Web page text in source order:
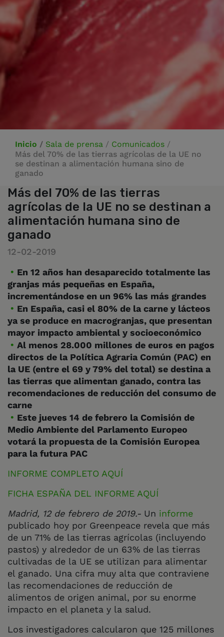
Inicio / Sala de prensa / Comunicados /
Más del 70% de las tierras agrícolas de la UE no
se destinan a alimentación humana sino de
ganado
Más del 70% de las tierras
agrícolas de la UE no se destinan a
alimentación humana sino de
ganado
12-02-2019
En 12 años han desaparecido totalmente las
granjas más pequeñas en España,
incrementándose en un 96% las más grandes
En España, casi el 80% de la carne y lácteos
ya se produce en macrogranjas, que presentan
mayor impacto ambiental y socioeconómico
Al menos 28.000 millones de euros en pagos
directos de la Política Agraria Común (PAC) en
la UE (entre el 69 y 79% del total) se destina a
las tierras que alimentan ganado, contra las
recomendaciones de reducción del consumo de
carne
Este jueves 14 de febrero la Comisión de
Medio Ambiente del Parlamento Europeo
votará la propuesta de la Comisión Europea
para la futura PAC
INFORME COMPLETO AQUÍ
FICHA ESPAÑA DEL INFORME AQUÍ
Madrid, 12 de febrero de 2019.- Un informe
publicado hoy por Greenpeace revela que más
de un 71% de las tierras agrícolas (incluyendo
pastos) y alrededor de un 63% de las tierras
cultivadas de la UE se utilizan para alimentar
el ganado. Una cifra muy alta que contraviene
las recomendaciones de reducción de
alimentos de origen animal, por su enorme
impacto en el planeta y la salud.
Los investigadores calcularon que 125 millones